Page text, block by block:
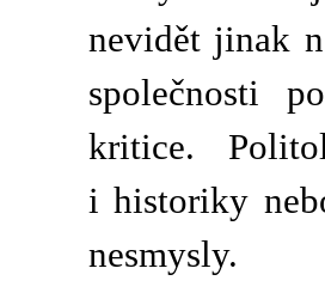
nevidět jinak
společnosti
kritice.
i historiky
nesmysly.